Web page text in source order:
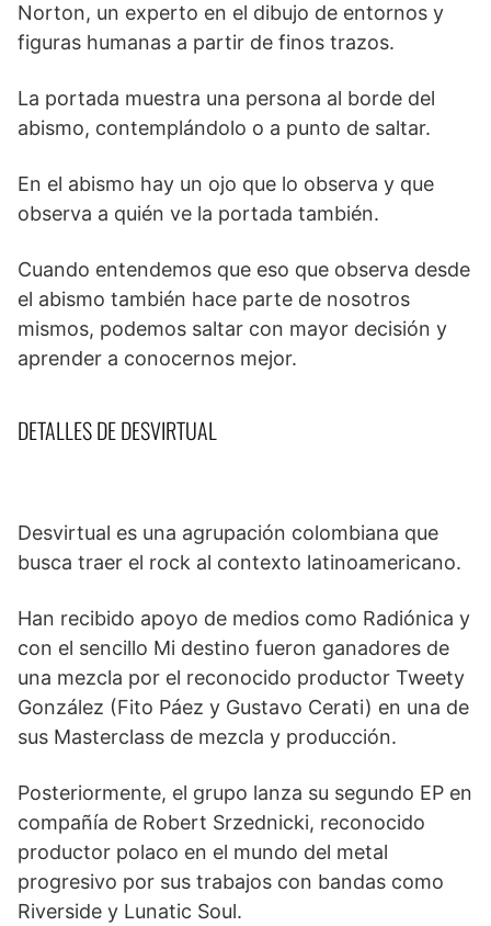
Norton, un experto en el dibujo de entornos y
figuras humanas a partir de finos trazos.
La portada muestra una persona al borde del
abismo, contemplándolo o a punto de saltar.
En el abismo hay un ojo que lo observa y que
observa a quién ve la portada también.
Cuando entendemos que eso que observa desde
el abismo también hace parte de nosotros
mismos, podemos saltar con mayor decisión y
aprender a conocernos mejor.
DETALLES DE DESVIRTUAL
Desvirtual es una agrupación colombiana que
busca traer el rock al contexto latinoamericano.
Han recibido apoyo de medios como Radiónica y
con el sencillo Mi destino fueron ganadores de
una mezcla por el reconocido productor Tweety
González (Fito Páez y Gustavo Cerati) en una de
sus Masterclass de mezcla y producción.
Posteriormente, el grupo lanza su segundo EP en
compañía de Robert Srzednicki, reconocido
productor polaco en el mundo del metal
progresivo por sus trabajos con bandas como
Riverside y Lunatic Soul.